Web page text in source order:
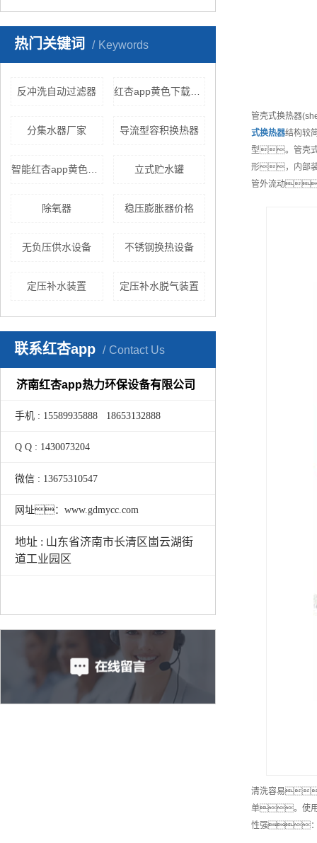
热门关键词 Keywords
反冲洗自动过滤器 红杏app黄色下载厂家
分集水器厂家 导流型容积换热器
立式贮水罐
除氧器 稳压膨胀器价格
无负压供水设备 不锈钢换热设备
定压补水装置 定压补水脱气装置
联系红杏app Contact Us
济南红杏app热力环保设备有限公司
手机 : 15589935888 18653132888
Q Q : 1430073204
微信 : 13675310547
网址：www.gdmycc.com
地址 : 山东省济南市长清区崮云湖街
道工业园区
管壳式换热器
式换热器结构较
型。管壳
形，内部
管外流动
清洗容易
单。使
性强